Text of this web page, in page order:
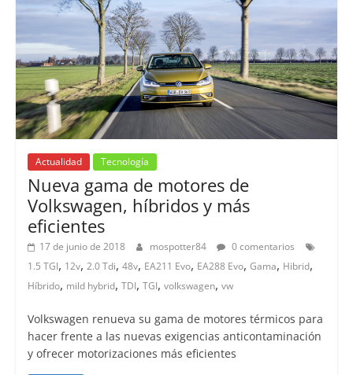
Actualidad Tecnología
Nueva gama de motores de
Volkswagen, híbridos y más
eficientes
17 de junio de 2018 mospotter84
0 comentarios
1.5 TGI, 12v, 2.0 Tdi, 48v, EA211 Evo, EA288 Evo, Gama, Hibrid,
Híbrido, mild hybrid, TDI, TGI, volkswagen, vw
Volkswagen renueva su gama de motores térmicos para
hacer frente a las nuevas exigencias anticontaminación
y ofrecer motorizaciones más eficientes